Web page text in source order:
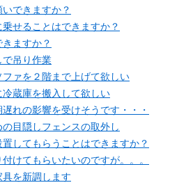
できますか？
せることはできますか？
ますか？
で吊り作業
ァを２階まで上げて欲しい
蔵庫を搬入して欲しい
れの影響を受けそうです・・・
目隠しフェンスの取外し
してもらうことはできますか？
けてもらいたいのですが。。。
を新調します